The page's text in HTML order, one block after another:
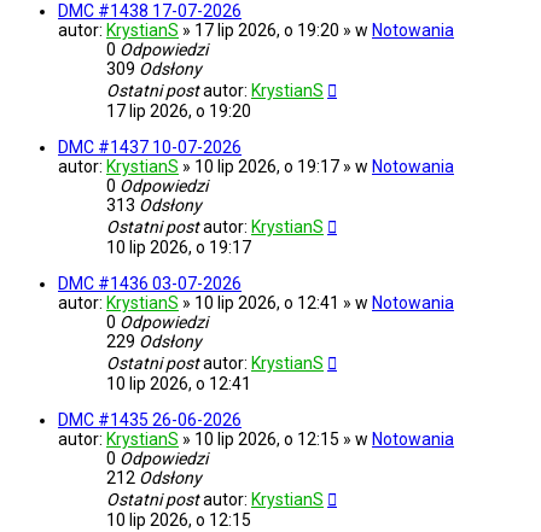
DMC #1438 17-07-2026
autor: KrystianS » 17 lip 2026, o 19:20 » w Notowania
0 Odpowiedzi
309 Odsłony
Ostatni postautor: KrystianS
17 lip 2026, o 19:20
DMC #1437 10-07-2026
autor: KrystianS » 10 lip 2026, o 19:17 » w Notowania
0 Odpowiedzi
313 Odsłony
Ostatni postautor: KrystianS
10 lip 2026, o 19:17
DMC #1436 03-07-2026
autor: KrystianS » 10 lip 2026, o 12:41 » w Notowania
0 Odpowiedzi
229 Odsłony
Ostatni postautor: KrystianS
10 lip 2026, o 12:41
DMC #1435 26-06-2026
autor: KrystianS » 10 lip 2026, o 12:15 » w Notowania
0 Odpowiedzi
212 Odsłony
Ostatni postautor: KrystianS
10 lip 2026, o 12:15